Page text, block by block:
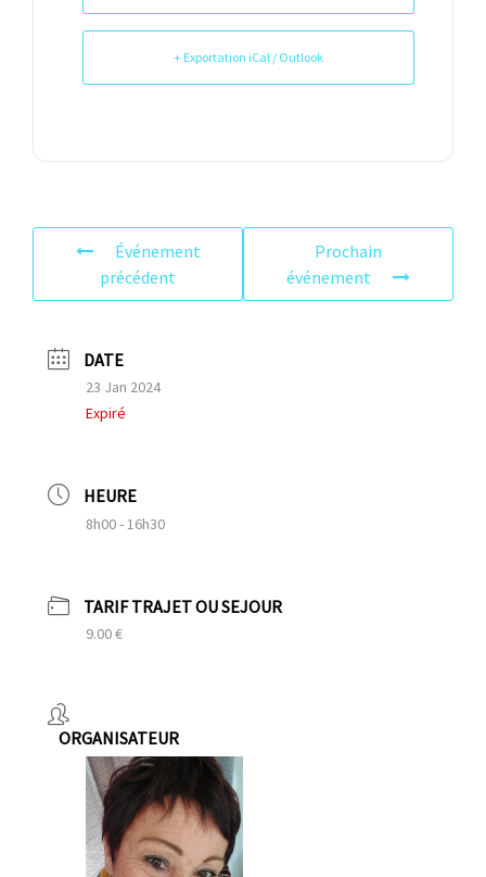
+ Exportation iCal / Outlook
Événement
précédent
Prochain
événement
DATE
23 Jan 2024
Expiré
HEURE
8h00 - 16h30
TARIF TRAJET OU SEJOUR
9.00 €
ORGANISATEUR